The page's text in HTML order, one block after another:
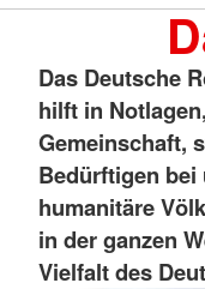
Das Deutsche
hilft in
Gemeinschaft,
Bedürftigen
humanitäre
in der ganzen
Vielfalt des